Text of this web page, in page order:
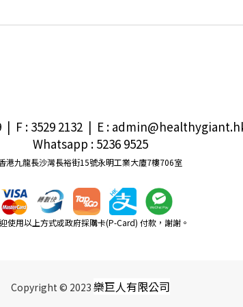
| F : 3529 2132| E:
Whatsapp : 5236 9525
港九龍長沙灣長裕街15號永明工業大廈7樓706室
使用以上方式或政府採購卡(P-Card) 付款，謝謝。
Copyright © 2023 樂巨人有限公司